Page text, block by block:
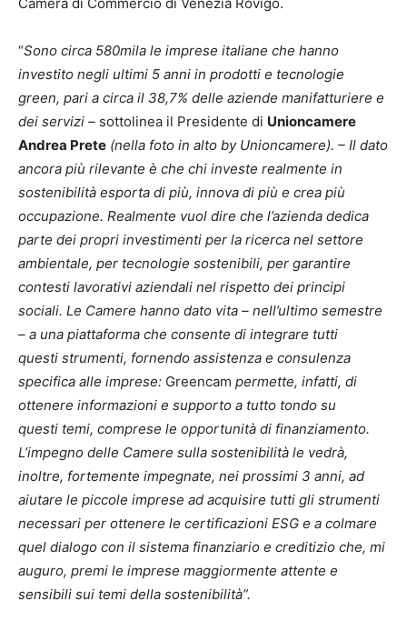
“Sono circa 580mila le imprese italiane che hanno
investito negli ultimi 5 anni in prodotti e tecnologie
green, pari a circa il 38,7% delle aziende manifatturiere e
dei servizi – sottolinea il Presidente di Unioncamere
Andrea Prete (nella foto in alto by Unioncamere). – Il dato
ancora più rilevante è che chi investe realmente in
sostenibilità esporta di più, innova di più e crea più
occupazione. Realmente vuol dire che l’azienda dedica
parte dei propri investimenti per la ricerca nel settore
ambientale, per tecnologie sostenibili, per garantire
contesti lavorativi aziendali nel rispetto dei principi
sociali. Le Camere hanno dato vita – nell’ultimo semestre
– a una piattaforma che consente di integrare tutti
questi strumenti, fornendo assistenza e consulenza
specifica alle imprese: Greencam permette, infatti, di
ottenere informazioni e supporto a tutto tondo su
questi temi, comprese le opportunità di finanziamento.
L’impegno delle Camere sulla sostenibilità le vedrà,
inoltre, fortemente impegnate, nei prossimi 3 anni, ad
aiutare le piccole imprese ad acquisire tutti gli strumenti
necessari per ottenere le certificazioni ESG e a colmare
quel dialogo con il sistema finanziario e creditizio che, mi
auguro, premi le imprese maggiormente attente e
sensibili sui temi della sostenibilità”.